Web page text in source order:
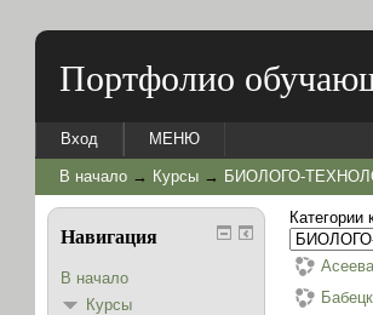
Портфолио
Вход МЕНЮ
В начало → Курсы → БИОЛОГО-
Категории
Навигация
В начало
Курсы